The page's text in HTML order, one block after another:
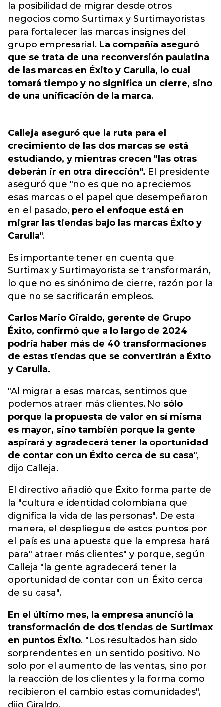
la posibilidad de migrar desde otros
negocios como Surtimax y Surtimayoristas
para fortalecer las marcas insignes del
grupo empresarial. La compañía aseguró
que se trata de una reconversión paulatina
de las marcas en Éxito y Carulla, lo cual
tomará tiempo y no significa un cierre, sino
de una unificación de la marca.
Calleja aseguró que la ruta para el
crecimiento de las dos marcas se está
estudiando, y mientras crecen "las otras
deberán ir en otra dirección". El presidente
aseguró que "no es que no apreciemos
esas marcas o el papel que desempeñaron
en el pasado, pero el enfoque está en
migrar las tiendas bajo las marcas Éxito y
Carulla".
Es importante tener en cuenta que
Surtimax y Surtimayorista se transformarán,
lo que no es sinónimo de cierre, razón por la
que no se sacrificarán empleos.
Carlos Mario Giraldo, gerente de Grupo
Éxito, confirmó que a lo largo de 2024
podría haber más de 40 transformaciones
de estas tiendas que se convertirán a Éxito
y Carulla.
"Al migrar a esas marcas, sentimos que
podemos atraer más clientes. No sólo
porque la propuesta de valor en sí misma
es mayor, sino también porque la gente
aspirará y agradecerá tener la oportunidad
de contar con un Éxito cerca de su casa",
dijo Calleja.
El directivo añadió que Éxito forma parte de
la "cultura e identidad colombiana que
dignifica la vida de las personas". De esta
manera, el despliegue de estos puntos por
el país es una apuesta que la empresa hará
para" atraer más clientes" y porque, según
Calleja "la gente agradecerá tener la
oportunidad de contar con un Éxito cerca
de su casa".
En el último mes, la empresa anunció la
transformación de dos tiendas de Surtimax
en puntos Éxito. "Los resultados han sido
sorprendentes en un sentido positivo. No
solo por el aumento de las ventas, sino por
la reacción de los clientes y la forma como
recibieron el cambio estas comunidades",
dijo Giraldo.